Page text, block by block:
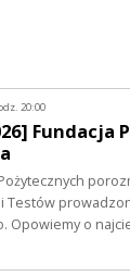
20:00
Fundacja
Testów
Opowiemy o